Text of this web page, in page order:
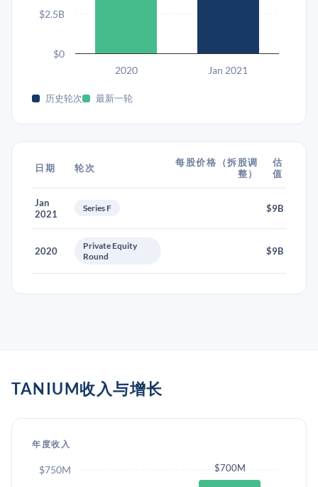
2020 Jan 2021
$0
$2.5B
历史轮次 最新一轮
日期 轮次
每股价格（拆股调
整）
估
值
Jan
2021
Series F $9B
2020
Private Equity
Round
$9B
TANIUM收入与增长
年度收入
$700M
$750M